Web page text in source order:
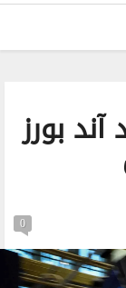
آند بورز
0